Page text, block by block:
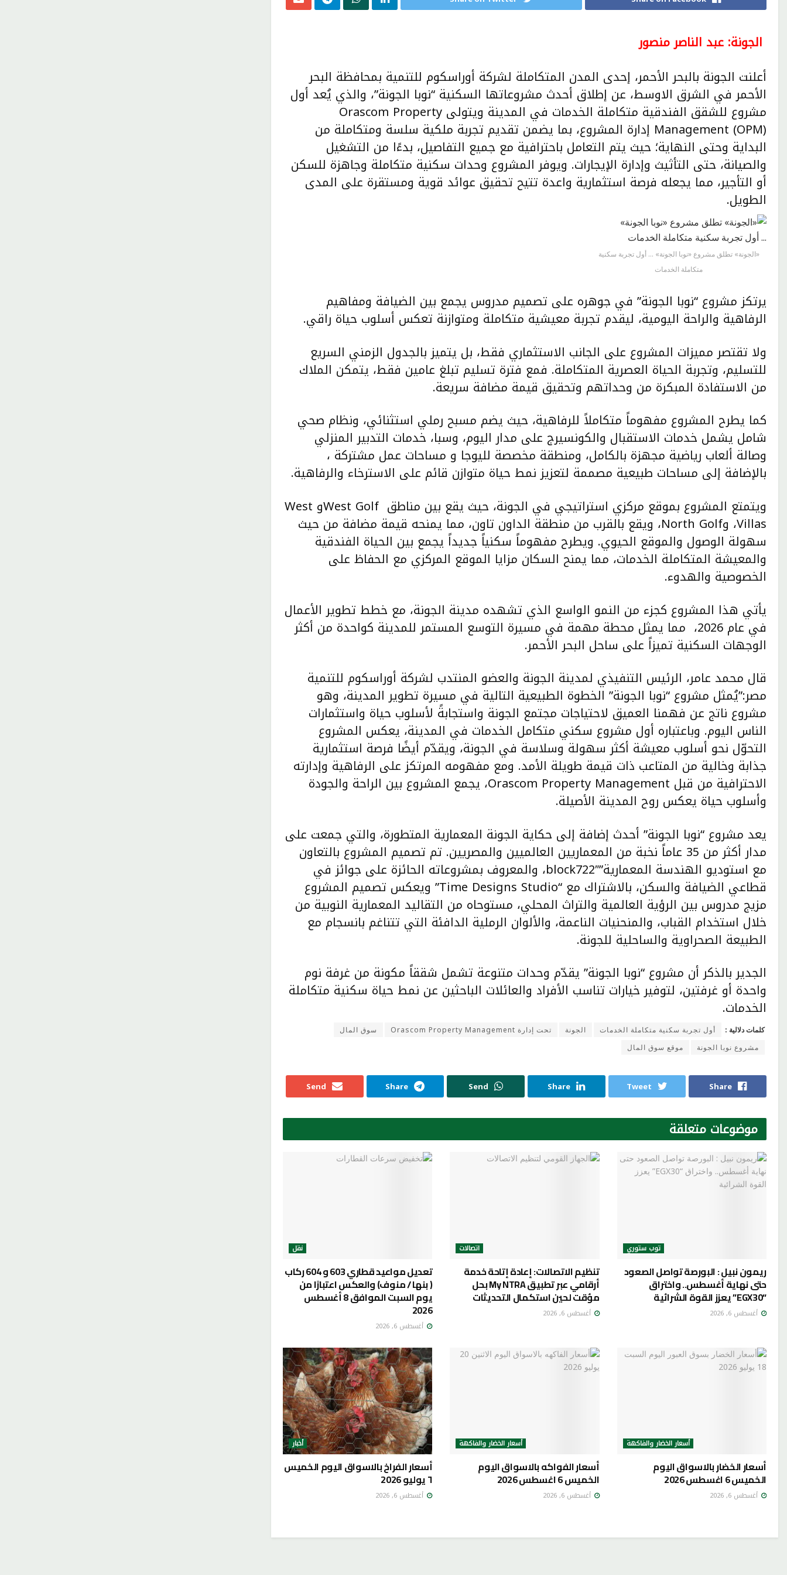
الجونة: عبد الناصر منصور
أعلنت الجونة بالبحر الأحمر، إحدى المدن المتكاملة لشركة أوراسكوم للتنمية بمحافظة البحر
الأحمر في الشرق الاوسط، عن إطلاق أحدث مشروعاتها السكنية “نوبا الجونة”، والذي يُعد أول
مشروع للشقق الفندقية متكاملة الخدمات في المدينة ويتولى Orascom Property
Management (OPM) إدارة المشروع، بما يضمن تقديم تجربة ملكية سلسة ومتكاملة من
البداية وحتى النهاية؛ حيث يتم التعامل باحترافية مع جميع التفاصيل، بدءًا من التشغيل
والصيانة، حتى التأثيث وإدارة الإيجارات. ويوفر المشروع وحدات سكنية متكاملة وجاهزة للسكن
أو التأجير، مما يجعله فرصة استثمارية واعدة تتيح تحقيق عوائد قوية ومستقرة على المدى
الطويل.
«الجونة» تطلق مشروع «نوبا الجونة» … أول تجربة سكنية
متكاملة الخدمات
يرتكز مشروع “نوبا الجونة” في جوهره على تصميم مدروس يجمع بين الضيافة ومفاهيم
الرفاهية والراحة اليومية، ليقدم تجربة معيشية متكاملة ومتوازنة تعكس أسلوب حياة راقي.
ولا تقتصر مميزات المشروع على الجانب الاستثماري فقط، بل يتميز بالجدول الزمني السريع
للتسليم، وتجربة الحياة العصرية المتكاملة. فمع فترة تسليم تبلغ عامين فقط، يتمكن الملاك
من الاستفادة المبكرة من وحداتهم وتحقيق قيمة مضافة سريعة.
كما يطرح المشروع مفهوماً متكاملاً للرفاهية، حيث يضم مسبح رملي استثنائي، ونظام صحي
شامل يشمل خدمات الاستقبال والكونسيرج على مدار اليوم، وسبا، خدمات التدبير المنزلي
وصالة ألعاب رياضية مجهزة بالكامل، ومنطقة مخصصة لليوجا و مساحات عمل مشتركة ،
بالإضافة إلى مساحات طبيعية مصممة لتعزيز نمط حياة متوازن قائم على الاسترخاء والرفاهية.
ويتمتع المشروع بموقع مركزي استراتيجي في الجونة، حيث يقع بين مناطق West Golfو West
Villas، وNorth Golf، ويقع بالقرب من منطقة الداون تاون، مما يمنحه قيمة مضافة من حيث
سهولة الوصول والموقع الحيوي. ويطرح مفهوماً سكنياً جديداً يجمع بين الحياة الفندقية
والمعيشة المتكاملة الخدمات، مما يمنح السكان مزايا الموقع المركزي مع الحفاظ على
الخصوصية والهدوء.
يأتي هذا المشروع كجزء من النمو الواسع الذي تشهده مدينة الجونة، مع خطط تطوير الأعمال
في عام 2026، مما يمثل محطة مهمة في مسيرة التوسع المستمر للمدينة كواحدة من أكثر
الوجهات السكنية تميزاً على ساحل البحر الأحمر.
قال محمد عامر، الرئيس التنفيذي لمدينة الجونة والعضو المنتدب لشركة أوراسكوم للتنمية
مصر:”يُمثل مشروع “نوبا الجونة” الخطوة الطبيعية التالية في مسيرة تطوير المدينة، وهو
مشروع ناتج عن فهمنا العميق لاحتياجات مجتمع الجونة واستجابةً لأسلوب حياة واستثمارات
الناس اليوم. وباعتباره أول مشروع سكني متكامل الخدمات في المدينة، يعكس المشروع
التحوّل نحو أسلوب معيشة أكثر سهولة وسلاسة في الجونة، ويقدّم أيضًا فرصة استثمارية
جذابة وخالية من المتاعب ذات قيمة طويلة الأمد. ومع مفهومه المرتكز على الرفاهية وإدارته
الاحترافية من قبل Orascom Property Management، يجمع المشروع بين الراحة والجودة
وأسلوب حياة يعكس روح المدينة الأصيلة.
يعد مشروع “نوبا الجونة” أحدث إضافة إلى حكاية الجونة المعمارية المتطورة، والتي جمعت على
مدار أكثر من 35 عاماً نخبة من المعماريين العالميين والمصريين. تم تصميم المشروع بالتعاون
مع استوديو الهندسة المعمارية”block722″، والمعروف بمشروعاته الحائزة على جوائز في
قطاعي الضيافة والسكن، بالاشتراك مع “Time Designs Studio” ويعكس تصميم المشروع
مزيج مدروس بين الرؤية العالمية والتراث المحلي، مستوحاه من التقاليد المعمارية النوبية من
خلال استخدام القباب، والمنحنيات الناعمة، والألوان الرملية الدافئة التي تتناغم بانسجام مع
الطبيعة الصحراوية والساحلية للجونة.
الجدير بالذكر أن مشروع “نوبا الجونة” يقدّم وحدات متنوعة تشمل شققاً مكونة من غرفة نوم
واحدة أو غرفتين، لتوفير خيارات تناسب الأفراد والعائلات الباحثين عن نمط حياة سكنية متكاملة
الخدمات.
كلمات دلالية : أول تجربة سكنية متكاملة الخدمات الجونة تحت إدارة Orascom Property Management
سوق المال
مشروع نوبا الجونة
موقع سوق المال
Share
Tweet
Share
Send
Share
Send
موضوعات متعلقة
توب ستوري
ريمون نبيل : البورصة تواصل الصعود
حتى نهاية أغسطس.. واختراق
“EGX30” يعزز القوة الشرائية
أغسطس 6, 2026
اتصالات
تنظيم الاتصالات: إعادة إتاحة خدمة
أرقامي عبر تطبيق My NTRA بحل
مؤقت لحين استكمال التحديثات
أغسطس 6, 2026
نقل
تعديل مواعيد قطاري 603 و 604 ركاب
( بنها / منوف) والعكس اعتبارًا من
يوم السبت الموافق 8 أغسطس
2026
أغسطس 6, 2026
أسعار الخضار والفاكهة
أسعار الخضار بالاسواق اليوم
الخميس 6 اغسطس 2026
أغسطس 6, 2026
أسعار الخضار والفاكهة
أسعار الفواكه بالاسواق اليوم
الخميس 6 اغسطس 2026
أغسطس 6, 2026
أخبار
أسعار الفراخ بالاسواق اليوم الخميس
٦ يوليو 2026
أغسطس 6, 2026